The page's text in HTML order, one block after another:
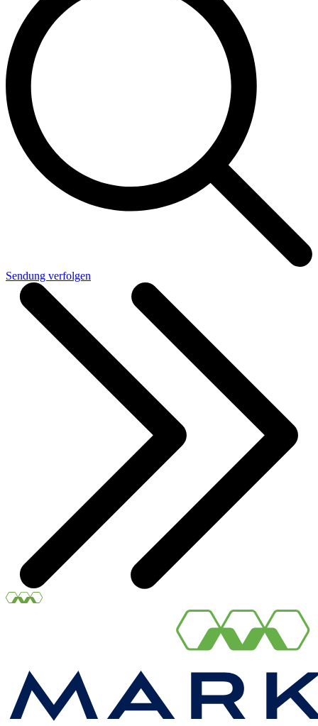
Sendung verfolgen